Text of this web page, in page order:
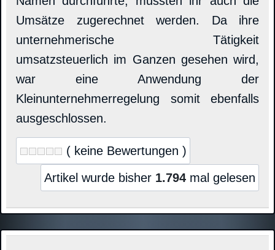
Umsätze zugerechnet werden. Da ihre
unternehmerische Tätigkeit
umsatzsteuerlich im Ganzen gesehen wird,
war eine Anwendung der
Kleinunternehmerregelung somit ebenfalls
ausgeschlossen.
( keine Bewertungen )
Artikel wurde bisher 1.794 mal gelesen